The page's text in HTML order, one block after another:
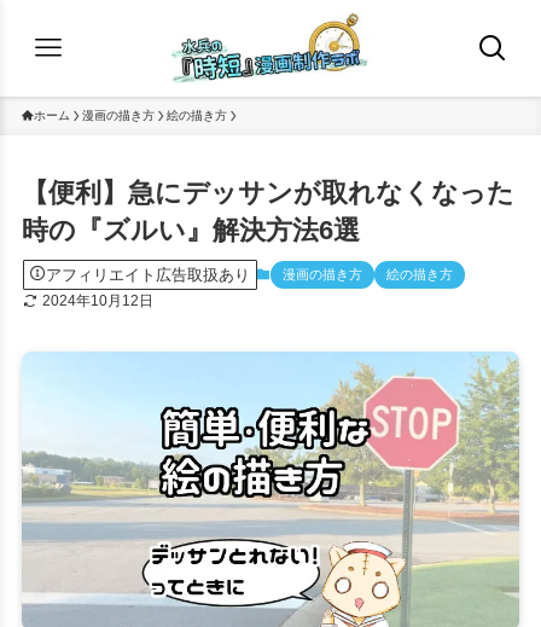
ホーム 漫画の描き方 絵の描き方
【便利】急にデッサンが取れなくなった
時の『ズルい』解決方法6選
アフィリエイト広告取扱あり 漫画の描き方 絵の描き方
2024年10月12日